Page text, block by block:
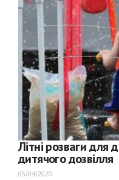
Літні розваги для
дитячого дозвілля
05/04/2020